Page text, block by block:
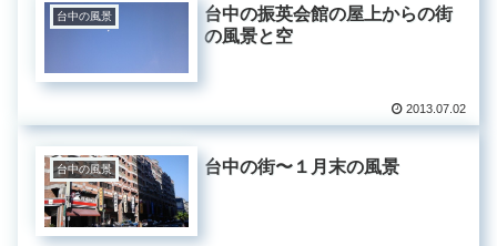
台中の風景
台中の振英会館の屋上からの街
の風景と空
2013.07.02
台中の風景 台中の街〜１月末の風景